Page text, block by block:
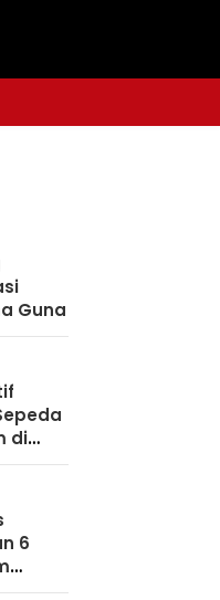
Guna
di
6